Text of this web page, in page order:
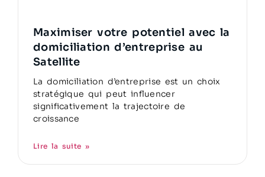
Maximiser votre potentiel avec la
domiciliation d’entreprise au
Satellite
La domiciliation d’entreprise est un choix
stratégique qui peut influencer
significativement la trajectoire de
croissance
Lire la suite »